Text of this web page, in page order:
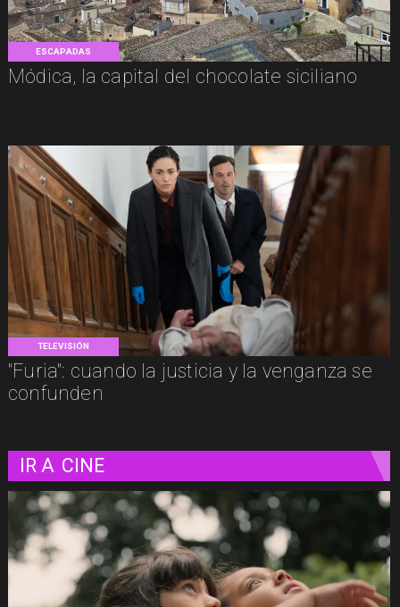
ESCAPADAS
Módica, la capital del chocolate siciliano
TELEVISIÓN
"Furia": cuando la justicia y la venganza se
confunden
IR A CINE